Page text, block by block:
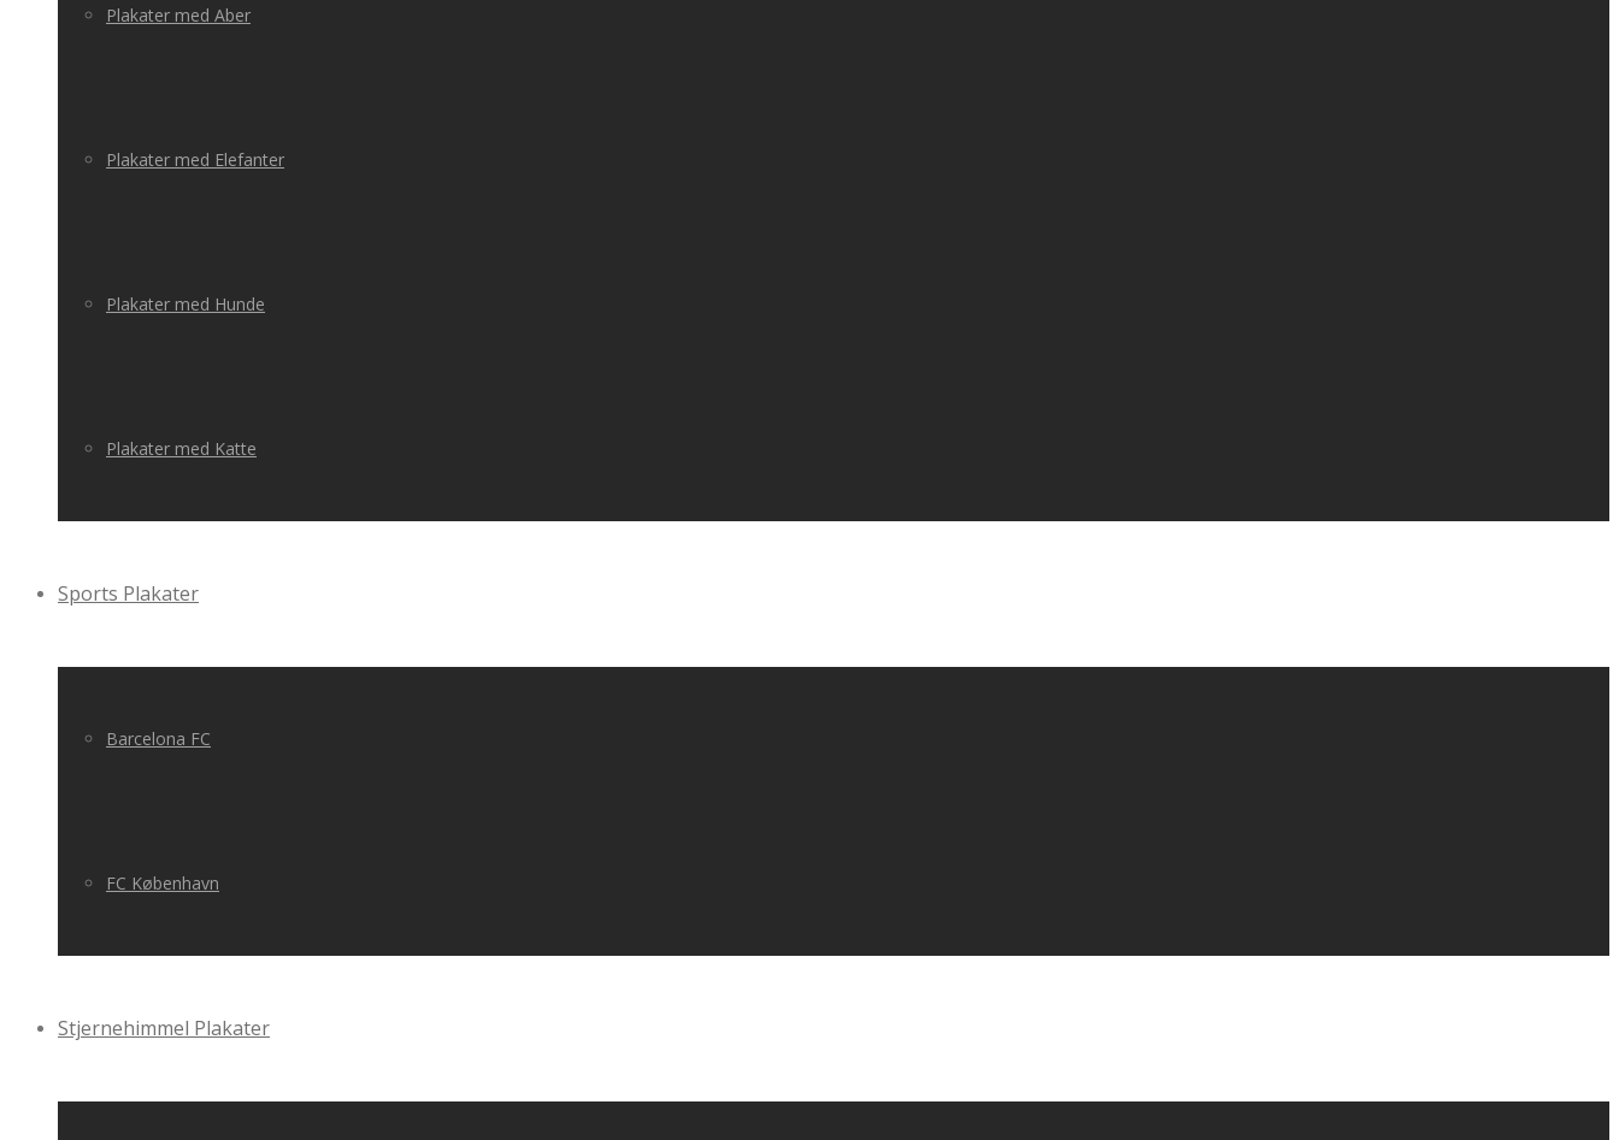
Plakater med Aber
Plakater med Elefanter
Plakater med Hunde
Plakater med Katte
Sports Plakater
Barcelona FC
FC København
Stjernehimmel Plakater